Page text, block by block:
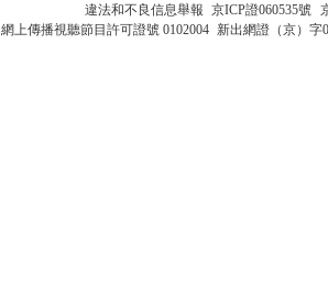
違法和不良信息舉報 京ICP證060535號
網上傳播視聽節目許可證號 0102004 新出網證（京）